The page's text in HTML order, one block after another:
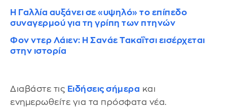
Η Γαλλία αυξάνει σε «υψηλό» το επίπεδο
συναγερμού για τη γρίπη των πτηνών
Φον ντερ Λάιεν: Η Σανάε Τακαΐτσι εισέρχεται
στην ιστορία
Διαβάστε τις Ειδήσεις σήμερα και
ενημερωθείτε για τα πρόσφατα νέα.